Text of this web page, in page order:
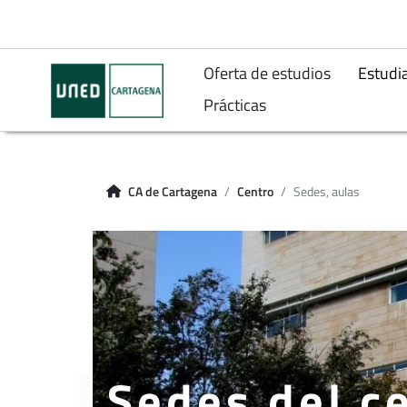
Oferta de estudios
Prácticas
CA de Cartagena Centro Sedes, aulas